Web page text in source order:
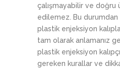
çalışmayabilir ve doğru
edilemez. Bu durumdan
plastik enjeksiyon
tam olarak anlamanız
plastik enjeksiyon
gereken kurallar ve